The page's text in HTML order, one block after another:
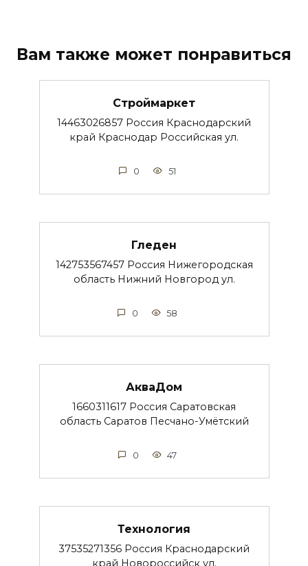
Вам также может понравиться
Строймаркет
14463026857 Россия Краснодарский
край Краснодар Российская ул.
0 51
Гледен
142753567457 Россия Нижегородская
область Нижний Новгород ул.
0 58
АкваДом
1660311617 Россия Саратовская
область Саратов Песчано-Умётский
0 47
Технология
37535271356 Россия Краснодарский
край Новороссийск ул.